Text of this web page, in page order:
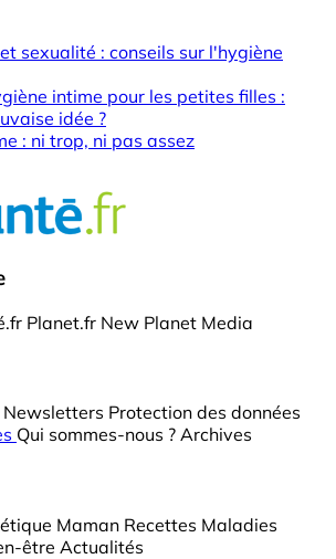
sexualité : conseils sur l'hygiène
intime pour les petites filles :
idée ?
: ni trop, ni pas assez
Planet.fr New Planet Media
Newsletters Protection des données
Qui sommes-nous ? Archives
Maman Recettes Maladies
être Actualités